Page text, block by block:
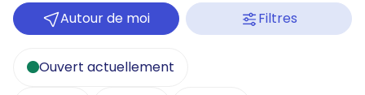
Autour de moi Filtres
Ouvert actuellement